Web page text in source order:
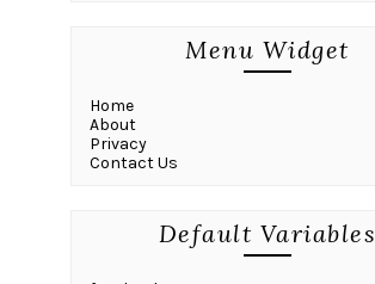
Menu Widget
Home
About
Privacy
Contact Us
Default Variables